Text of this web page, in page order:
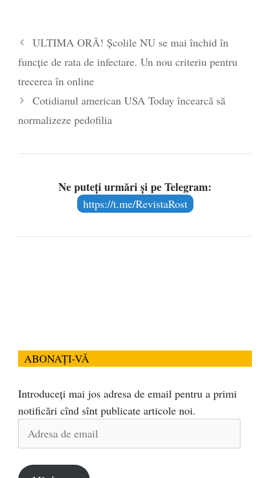
ULTIMA ORĂ! Școlile NU se mai închid în
funcție de rata de infectare. Un nou criteriu pentru
trecerea în online
Cotidianul american USA Today încearcă să
normalizeze pedofilia
Ne puteți urmări și pe Telegram:
https://t.me/RevistaRost
ABONAȚI-VĂ
Introduceți mai jos adresa de email pentru a primi
notificări cînd sînt publicate articole noi.